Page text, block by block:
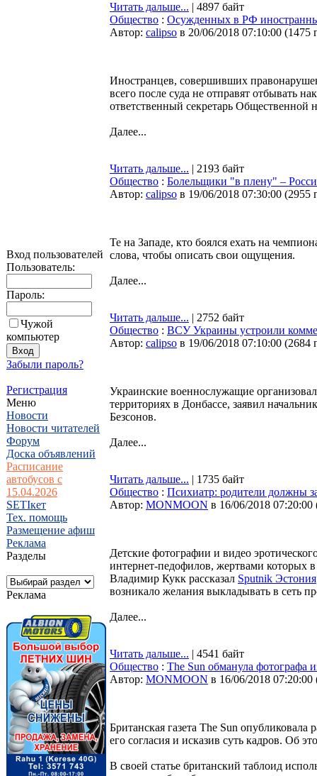
Вход пользователей
Пользователь:
Пароль:
Чужой
компьютер
Забыли пароль?
Регистрация
Меню
Новости
Новости читателей
Форум
Доска объявлений
Расписание
автобусов с
15.04.2026
SETIкет
Тех. помощь
Размещение афиш
Реклама
Разделы
Реклама
Читать дальше... | 4897 байт
Общество : Осужденных в РФ
Автор: calipso в 20/06/2018 07:10:00 (1475
Иностранцев, совершивших
всего после суда не отправят отбывать
ответственный секретарь
Далее...
Читать дальше... | 2193 байт
Общество : Болельщики "в плену" –
Автор: calipso в 19/06/2018 07:30:00 (2955
Те на Западе, кто боялся ехать на
слова, чтобы описать свои ощущения.
Далее...
Читать дальше... | 2752 байт
Общество : ВСУ Украины устроили
Автор: calipso в 19/06/2018 07:10:00 (2684
Украинские военнослужащие
территориях в Донбассе, заявил
Безсонов.
Далее...
Читать дальше... | 1735 байт
Общество : Психиатр: родители должны
Автор: MONMOON в 16/06/2018 07:20:00
Детские фотографии и видео
интернет-педофилов, жертвами которых
Владимир Кукк рассказал Sputnik Эстония
возникало желания выкладывать в сеть
Далее...
Читать дальше... | 4541 байт
Общество : The Sun обманула фотографа
Автор: MONMOON в 16/06/2018 07:20:00
Британская газета The Sun
его согласия и исказив суть кадров. Об
В своей статье британский таблоид